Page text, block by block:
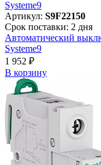
Артикул: S9F22150
Срок поставки: 2 дня
Автоматический
Systeme9
1 952 ₽
В корзинy